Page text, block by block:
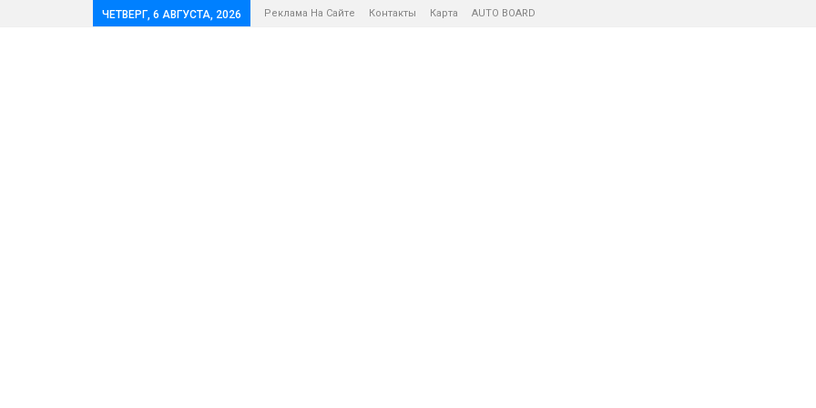
ЧЕТВЕРГ, 6 АВГУСТА, 2026 Реклама На Сайте Контакты Карта AUTO BOARD